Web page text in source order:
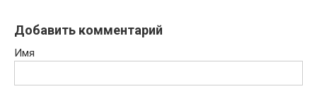
Добавить комментарий
Имя